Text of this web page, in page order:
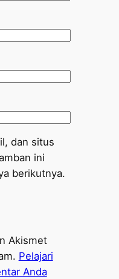
dan situs
ini
berikutnya.
Akismet
Pelajari
Anda